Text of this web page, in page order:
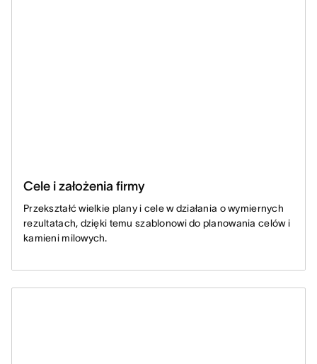
Cele i założenia firmy
Przekształć wielkie plany i cele w działania o wymiernych
rezultatach, dzięki temu szablonowi do planowania celów i
kamieni milowych.